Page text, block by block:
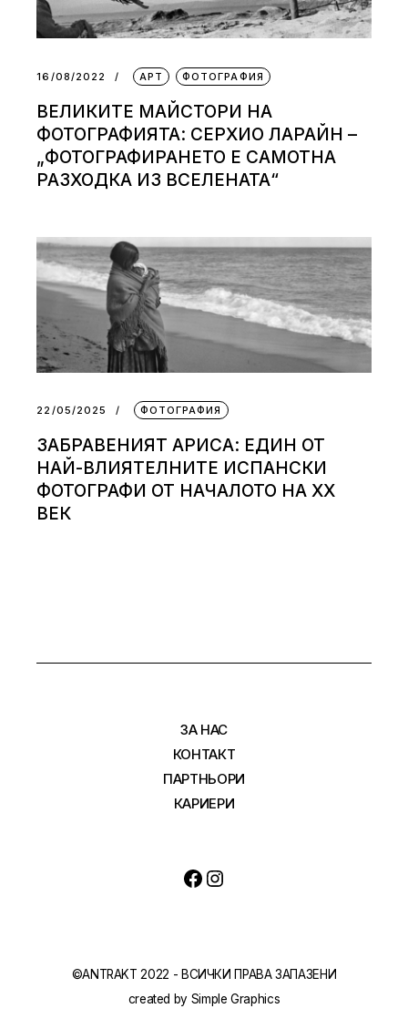
16/08/2022 АРТ ФОТОГРАФИЯ
ВЕЛИКИТЕ МАЙСТОРИ НА
ФОТОГРАФИЯТА: СЕРХИО ЛАРАЙН –
„ФОТОГРАФИРАНЕТО Е САМОТНА
РАЗХОДКА ИЗ ВСЕЛЕНАТА“
22/05/2025 ФОТОГРАФИЯ
ЗАБРАВЕНИЯТ АРИСА: ЕДИН ОТ
НАЙ-ВЛИЯТЕЛНИТЕ ИСПАНСКИ
ФОТОГРАФИ ОТ НАЧАЛОТО НА XX
ВЕК
ЗА НАС
КОНТАКТ
ПАРТНЬОРИ
КАРИЕРИ
©ANTRAKT 2022 - ВСИЧКИ ПРАВА ЗАПАЗЕНИ
created by Simple Graphics